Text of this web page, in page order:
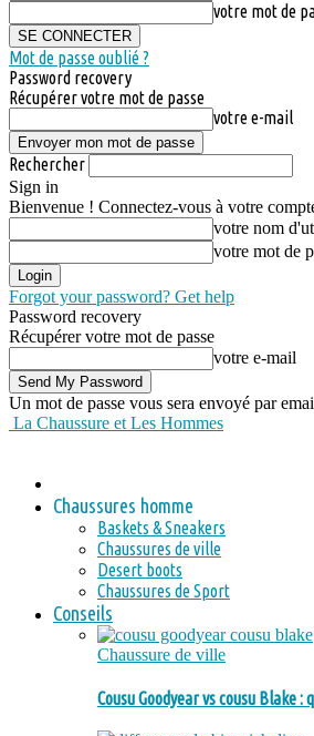
votre mot de
Mot de passe oublié ?
Password recovery
Récupérer votre mot de passe
votre e-mail
Rechercher
Sign in
Bienvenue ! Connectez-vous à votre
votre nom
votre mot de
Forgot your password? Get help
Password recovery
Récupérer votre mot de passe
votre e-mail
Un mot de passe vous sera envoyé par
La Chaussure et Les Hommes
Chaussures homme
Baskets & Sneakers
Chaussures de ville
Desert boots
Chaussures de Sport
Conseils
Chaussure de ville
Cousu Goodyear vs cousu Blake